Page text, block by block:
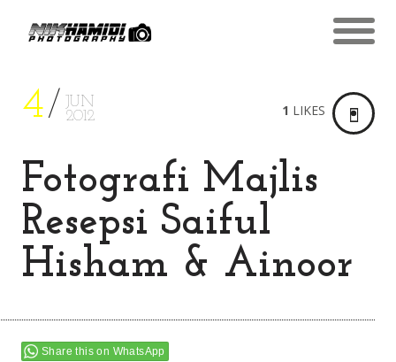
4
JUN
2012
Fotografi Majlis
Resepsi Saiful
Hisham & Ainoor
1 LIKES
Share this on WhatsApp